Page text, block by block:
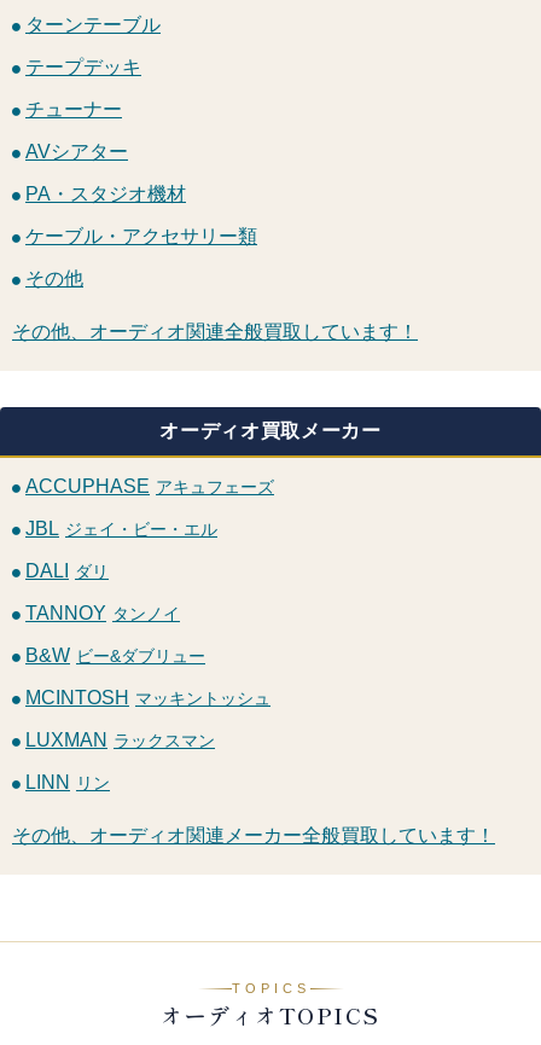
ターンテーブル
テープデッキ
チューナー
AVシアター
PA・スタジオ機材
ケーブル・アクセサリー類
その他
その他、オーディオ関連全般買取しています！
オーディオ買取メーカー
ACCUPHASE アキュフェーズ
JBL ジェイ・ビー・エル
DALI ダリ
TANNOY タンノイ
B&W ビー&ダブリュー
MCINTOSH マッキントッシュ
LUXMAN ラックスマン
LINN リン
その他、オーディオ関連メーカー全般買取しています！
TOPICS
オーディオTOPICS